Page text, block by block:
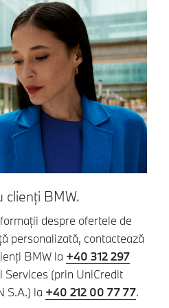
clienți BMW.
despre ofertele de
personalizată, contactează
BMW la +40 312 297
Services (prin UniCredit
S.A.) la +40 212 00 77 77.